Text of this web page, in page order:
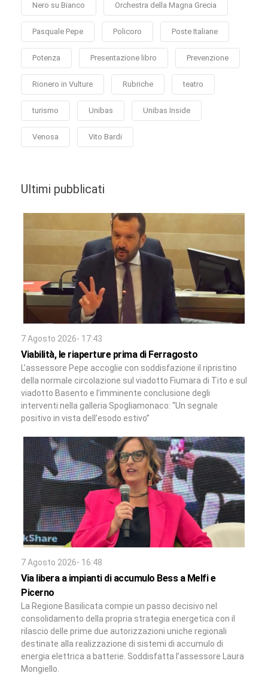
Nero su Bianco Orchestra della Magna Grecia
Pasquale Pepe Policoro Poste Italiane
Potenza Presentazione libro Prevenzione
Rionero in Vulture Rubriche teatro
turismo Unibas Unibas Inside
Venosa Vito Bardi
Ultimi pubblicati
7 Agosto 2026- 17:43
Viabilità, le riaperture prima di Ferragosto
L’assessore Pepe accoglie con soddisfazione il ripristino
della normale circolazione sul viadotto Fiumara di Tito e sul
viadotto Basento e l’imminente conclusione degli
interventi nella galleria Spogliamonaco: “Un segnale
positivo in vista dell’esodo estivo”
7 Agosto 2026- 16:48
Via libera a impianti di accumulo Bess a Melfi e
Picerno
La Regione Basilicata compie un passo decisivo nel
consolidamento della propria strategia energetica con il
rilascio delle prime due autorizzazioni uniche regionali
destinate alla realizzazione di sistemi di accumulo di
energia elettrica a batterie. Soddisfatta l’assessore Laura
Mongiello.